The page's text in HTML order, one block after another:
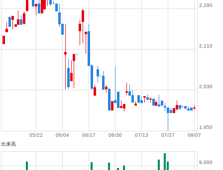
08/07
07/27
07/13
06/30
06/17
06/04
05/22
1,950
2,030
2,110
2,190
出来高
9,000